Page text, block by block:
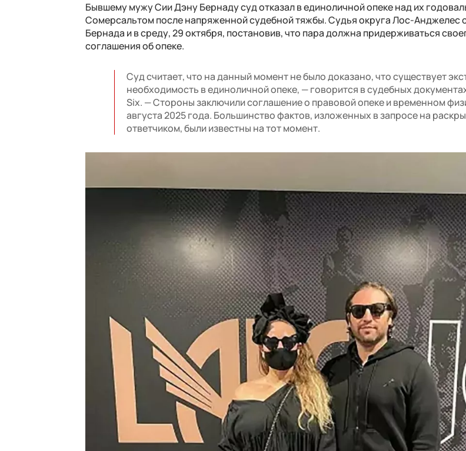
Бывшему мужу Сии Дэну Бернаду суд отказал в единоличной опеке над их
Сомерсальтом после напряженной судебной тяжбы. Судья округа Лос-Анджелес
Бернада и в среду, 29 октября, постановив, что пара должна придерживаться
соглашения об опеке.
Суд считает, что на данный момент не было доказано, что существует
необходимость в единоличной опеке, — говорится в судебных
Six. — Стороны заключили соглашение о правовой опеке и временном
августа 2025 года. Большинство фактов, изложенных в запросе на
ответчиком, были известны на тот момент.